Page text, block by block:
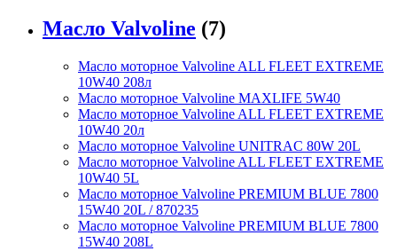
Масло Valvoline (7)
Масло моторное Valvoline ALL FLEET EXTREME
10W40 208л
Масло моторное Valvoline MAXLIFE 5W40
Масло моторное Valvoline ALL FLEET EXTREME
10W40 20л
Масло моторное Valvoline UNITRAC 80W 20L
Масло моторное Valvoline ALL FLEET EXTREME
10W40 5L
Масло моторное Valvoline PREMIUM BLUE 7800
15W40 20L / 870235
Масло моторное Valvoline PREMIUM BLUE 7800
15W40 208L